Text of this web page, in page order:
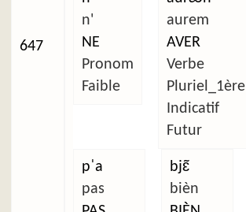
647
n'
NE
Pronom
Faible
aurem
AVER
Verbe
Pluriel_1ère
Indicatif
Futur
pˈa
pas
bjɛ̃
bièn